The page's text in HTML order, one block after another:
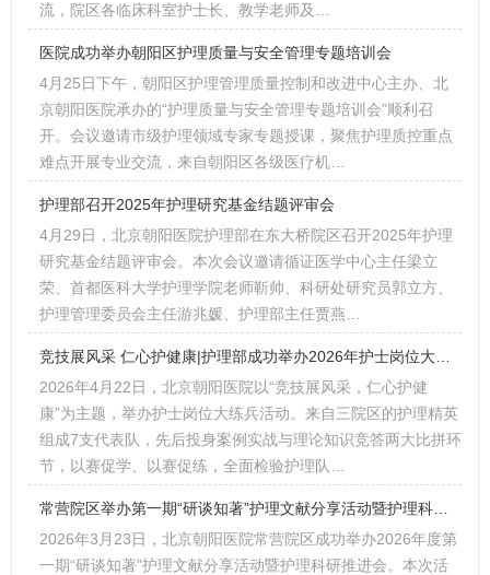
流，院区各临床科室护士长、教学老师及…
医院成功举办朝阳区护理质量与安全管理专题培训会
4月25日下午，朝阳区护理管理质量控制和改进中心主办、北
京朝阳医院承办的“护理质量与安全管理专题培训会”顺利召
开。会议邀请市级护理领域专家专题授课，聚焦护理质控重点
难点开展专业交流，来自朝阳区各级医疗机…
护理部召开2025年护理研究基金结题评审会
4月29日，北京朝阳医院护理部在东大桥院区召开2025年护理
研究基金结题评审会。本次会议邀请循证医学中心主任梁立
荣、首都医科大学护理学院老师靳帅、科研处研究员郭立方、
护理管理委员会主任游兆媛、护理部主任贾燕…
2026年4月22日，北京朝阳医院以“竞技展风采，仁心护健
康”为主题，举办护士岗位大练兵活动。来自三院区的护理精英
组成7支代表队，先后投身案例实战与理论知识竞答两大比拼环
节，以赛促学、以赛促练，全面检验护理队…
2026年3月23日，北京朝阳医院常营院区成功举办2026年度第
一期“研谈知著”护理文献分享活动暨护理科研推进会。本次活